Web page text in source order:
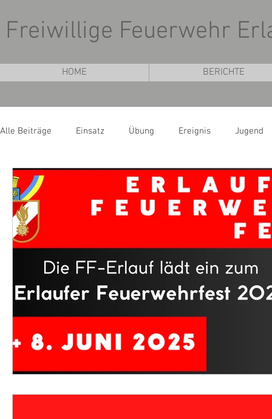
Freiwillige Feuerwehr
HOME BERICHTE
Alle Beiträge Einsatz Übung Ereignis Jugend